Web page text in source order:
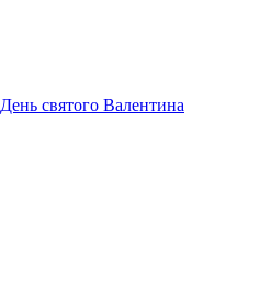
День святого Валентина